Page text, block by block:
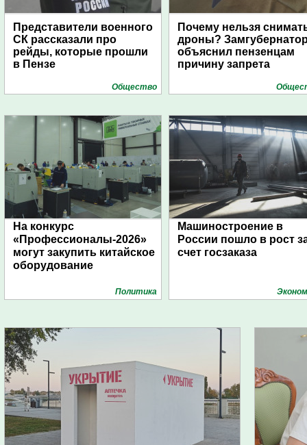
Представители военного
СК рассказали про
рейды, которые прошли
в Пензе
Общество
Почему нельзя
дроны?
объяснил пензенцам
причину запрета
На конкурс
«Профессионалы-2026»
могут закупить китайское
оборудование
Политика
Машиностроение в
России пошло в рост
счет госзаказа